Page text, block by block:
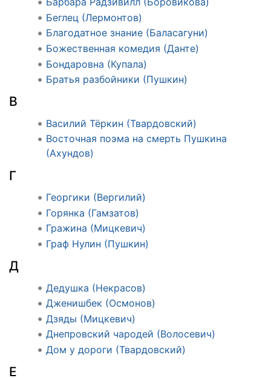
Беглец (Лермонтов)
Благодатное знание (Баласагуни)
Божественная комедия (Данте)
Бондаровна (Купала)
Братья разбойники (Пушкин)
В
Василий Тёркин (Твардовский)
Восточная поэма на смерть Пушкина
(Ахундов)
Г
Георгики (Вергилий)
Горянка (Гамзатов)
Гражина (Мицкевич)
Граф Нулин (Пушкин)
Д
Дедушка (Некрасов)
Дженишбек (Осмонов)
Дзяды (Мицкевич)
Днепровский чародей (Волосевич)
Дом у дороги (Твардовский)
Е